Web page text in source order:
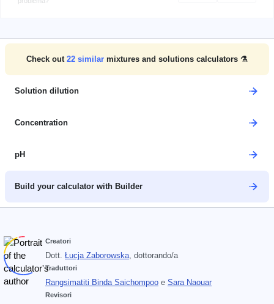
Check out 22 similar mixtures and solutions calculators ⚗️
Solution dilution
Concentration
pH
Build your calculator with Builder
Creatori
Dott. Łucja Zaborowska , dottorando/a
Traduttori
Rangsimatiti Binda Saichompoo e Sara Naouar
Revisori